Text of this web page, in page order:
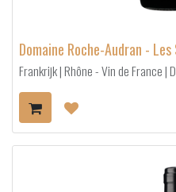
Domaine Roche-Audran -
Frankrijk | Rhône - Vin de France |